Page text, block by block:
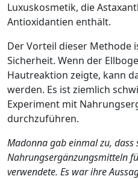
Luxuskosmetik, die
Antioxidantien enthält.
Der Vorteil dieser Methode
Sicherheit. Wenn der
Hautreaktion zeigte, kann
werden. Es ist ziemlich
Experiment mit
durchzuführen.
Madonna gab einmal zu, dass
Nahrungsergänzungsmitteln
verwendete. Es war ihre